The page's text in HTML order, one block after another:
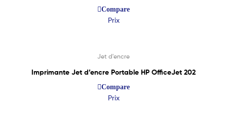
Compare
Prix
Jet d'encre
Imprimante Jet d’encre Portable HP OfficeJet 202
Compare
Prix